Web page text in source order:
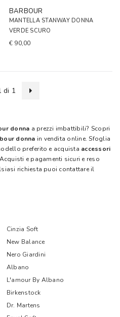
BARBOUR
MANTELLA STANWAY DONNA
VERDE SCURO
€ 90,00
di 1
donna a prezzi imbattibili? Scopri
donna in vendita online. Sfoglia
preferito e acquista accessori
e pagamenti sicuri e reso
richiesta puoi contattare il
Cinzia Soft
New Balance
Nero Giardini
Albano
L'amour By Albano
Birkenstock
Dr. Martens